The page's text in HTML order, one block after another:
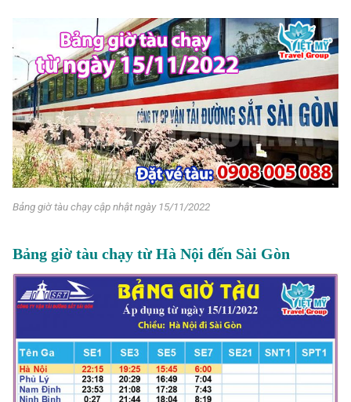
Bảng giờ tàu chạy cập nhật ngày 15/11/2022
Bảng giờ tàu chạy từ Hà Nội đến Sài Gòn